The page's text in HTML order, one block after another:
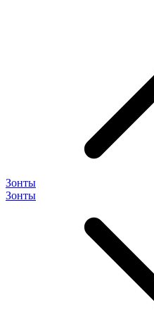
Зонты
Зонты